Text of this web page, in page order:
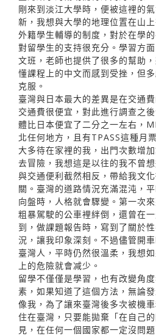
剛來到淡江大學時，便被這裡的
新，我想與大學的地理位置在山
外籍學生輔導的制度，對於在學
對留學生的支持很充分。學習方
文班，老師也提供了很多的幫助
懂課程上的中文而感到受挫，但
克服。
臺灣與日本最大的差異是在交通
交通費很便宜，對此進行調查之
體比日本便宜了二分之一左右，
北任何地方，且有TPASS這種月
大多待在家裡的我，出門次數增
去冒險，我想這是以往的我不曾想
與交通便利截然相反，帶給我文
關。臺灣的道路情況充滿混沌，
向盤時，人格就會驟變。第一次
粗暴駕駛的公車裡絆倒，還曾在
到，做課題報告時，寫到了關於
況，讓我印象深刻。不過儘管開
臺灣人，平時仍然很溫柔，我想
上的危險就會减少。
留學不僅僅是學習，也有改變角
素，如果知道了這個方法，無論
像我，為了讓來臺灣後多次被機
住在臺灣，只要能拋棄「在自己
見，在任何一個國家都一定沒問題